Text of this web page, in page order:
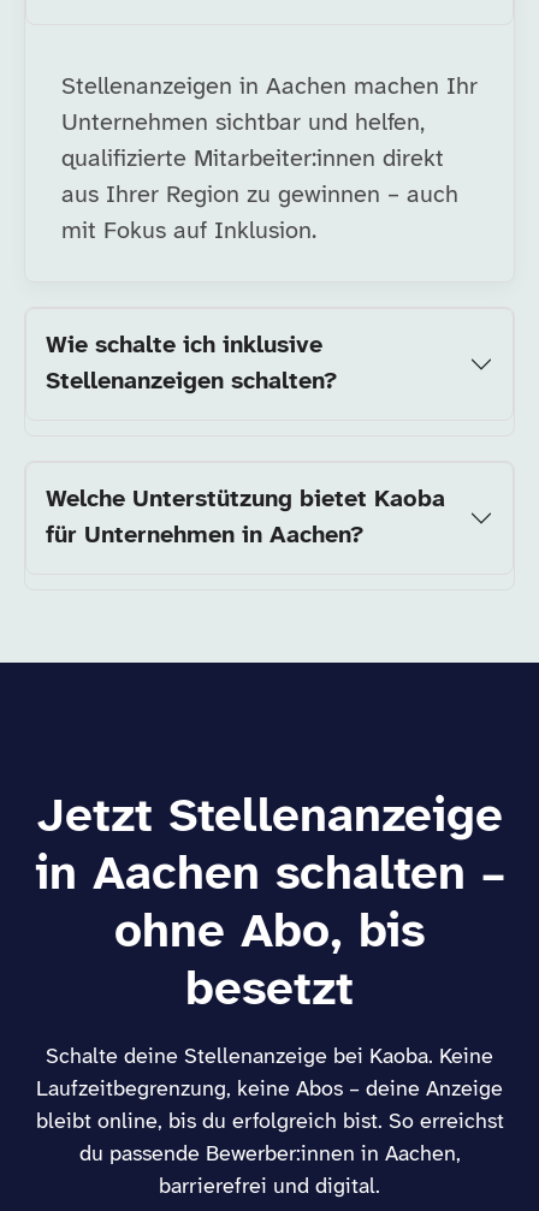
Stellenanzeigen in Aachen machen Ihr
Unternehmen sichtbar und helfen,
qualifizierte Mitarbeiter:innen direkt
aus Ihrer Region zu gewinnen – auch
mit Fokus auf Inklusion.
Wie schalte ich inklusive
Stellenanzeigen schalten?
Welche Unterstützung bietet Kaoba
für Unternehmen in Aachen?
Jetzt Stellenanzeige
in Aachen schalten –
ohne Abo, bis
besetzt
Schalte deine Stellenanzeige bei Kaoba. Keine
Laufzeitbegrenzung, keine Abos – deine Anzeige
bleibt online, bis du erfolgreich bist. So erreichst
du passende Bewerber:innen in Aachen,
barrierefrei und digital.